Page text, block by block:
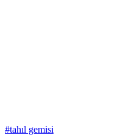
#tahıl gemisi